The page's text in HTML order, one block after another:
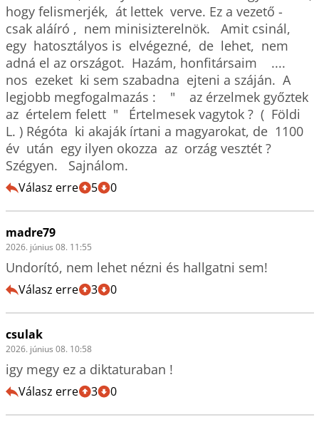
hogy felismerjék,  át lettek  verve. Ez a vezető -
csak aláíró ,  nem minisizterelnök.   Amit csinál,
egy  hatosztályos is  elvégezné,  de  lehet,  nem
adná el az országot.  Hazám, honfitársaim    ....
nos  ezeket  ki sem szabadna  ejteni a száján.  A
legjobb megfogalmazás :    "    az érzelmek győztek
az  értelem felett  "   Értelmesek vagytok ?  (  Földi
L. ) Régóta  ki akaják írtani a magyarokat, de  1100
év  után  egy ilyen okozza  az  orzág vesztét ?
Válasz erre 5 0
madre79
2026. június 08. 11:55
Undorító, nem lehet nézni és hallgatni sem!
Válasz erre 3 0
csulak
2026. június 08. 10:58
igy megy ez a diktaturaban !
Válasz erre 3 0